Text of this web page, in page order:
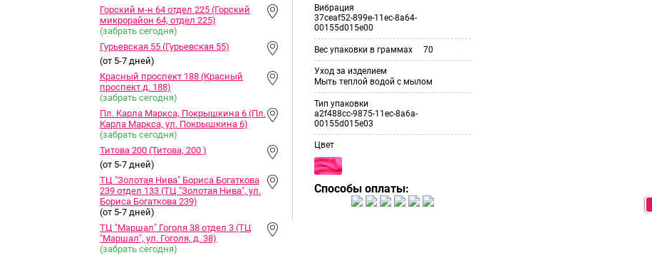
Горский м-н 64 отдел 225 (Горский
микрорайон 64, отдел 225)
(забрать сегодня)
Гурьевская 55 (Гурьевская 55)
(от 5-7 дней)
Красный проспект 188 (Красный
проспект д. 188)
(забрать сегодня)
Пл. Карла Маркса, Покрышкина 6 (Пл.
Карла Маркса, ул. Покрышкина 6)
(забрать сегодня)
Титова 200 (Титова, 200 )
(от 5-7 дней)
ТЦ "Золотая Нива" Бориса Богаткова
239 отдел 133 (ТЦ "Золотая Нива", ул.
Бориса Богаткова 239)
(от 5-7 дней)
ТЦ "Маршал" Гоголя 38 отдел 3 (ТЦ
"Маршал", ул. Гоголя, д. 38)
(забрать сегодня)
Вибрация
37ceaf52-899e-11ec-8a64-
00155d015e00
Вес упаковки в граммах 70
Уход за изделием
Мыть теплой водой с мылом
Тип упаковки
a2f488cc-9875-11ec-8a6a-
00155d015e03
Цвет
Способы оплаты: